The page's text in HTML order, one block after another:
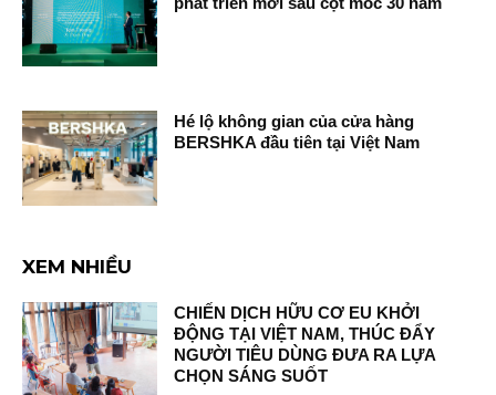
Hé lộ không gian của cửa hàng
BERSHKA đầu tiên tại Việt Nam
XEM NHIỀU
CHIẾN DỊCH HỮU CƠ EU KHỞI
ĐỘNG TẠI VIỆT NAM, THÚC ĐẨY
NGƯỜI TIÊU DÙNG ĐƯA RA LỰA
CHỌN SÁNG SUỐT